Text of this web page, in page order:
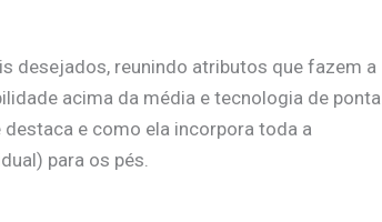
desejados, reunindo atributos que fazem a
acima da média e tecnologia de ponta
e como ela incorpora toda a
para os pés.